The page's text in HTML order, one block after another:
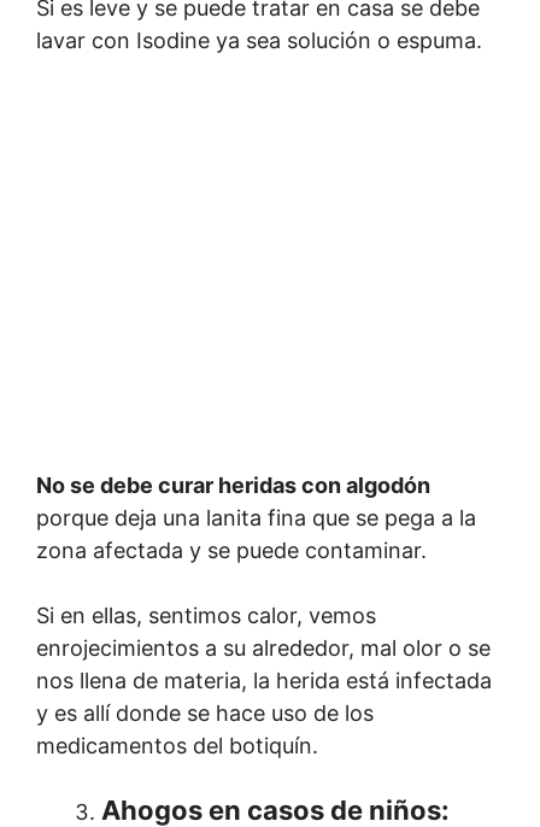
Si es leve y se puede tratar en casa se debe
lavar con Isodine ya sea solución o espuma.
No se debe curar heridas con algodón
porque deja una lanita fina que se pega a la
zona afectada y se puede contaminar.
Si en ellas, sentimos calor, vemos
enrojecimientos a su alrededor, mal olor o se
nos llena de materia, la herida está infectada
y es allí donde se hace uso de los
medicamentos del botiquín.
Ahogos en casos de niños: